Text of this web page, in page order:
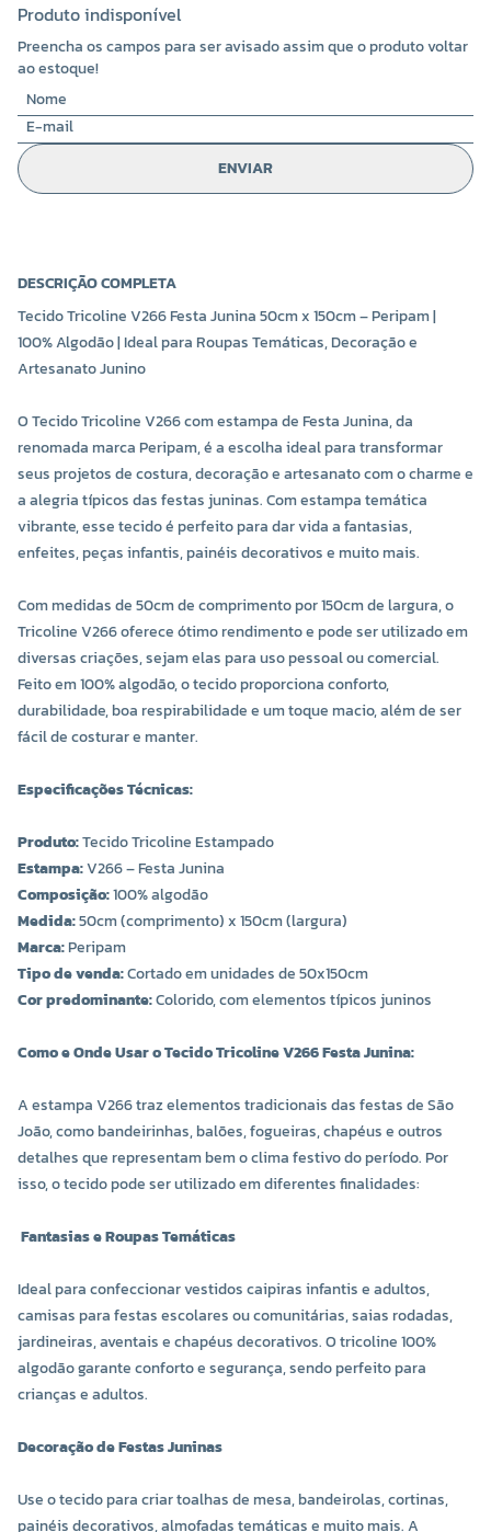
Produto indisponível
Preencha os campos para ser avisado assim que o produto voltar
ao estoque!
ENVIAR
DESCRIÇÃO COMPLETA
Tecido Tricoline V266 Festa Junina 50cm x 150cm – Peripam |
100% Algodão | Ideal para Roupas Temáticas, Decoração e
Artesanato Junino
O Tecido Tricoline V266 com estampa de Festa Junina, da
renomada marca Peripam, é a escolha ideal para transformar
seus projetos de costura, decoração e artesanato com o charme e
a alegria típicos das festas juninas. Com estampa temática
vibrante, esse tecido é perfeito para dar vida a fantasias,
enfeites, peças infantis, painéis decorativos e muito mais.
Com medidas de 50cm de comprimento por 150cm de largura, o
Tricoline V266 oferece ótimo rendimento e pode ser utilizado em
diversas criações, sejam elas para uso pessoal ou comercial.
Feito em 100% algodão, o tecido proporciona conforto,
durabilidade, boa respirabilidade e um toque macio, além de ser
fácil de costurar e manter.
Especificações Técnicas:
Produto:Tecido Tricoline Estampado
Estampa:V266 – Festa Junina
Composição:100% algodão
Medida:50cm (comprimento) x 150cm (largura)
Marca:Peripam
Tipo de venda:Cortado em unidades de 50x150cm
Cor predominante:Colorido, com elementos típicos juninos
Como e Onde Usar o Tecido Tricoline V266 Festa Junina:
A estampa V266 traz elementos tradicionais das festas de São
João, como bandeirinhas, balões, fogueiras, chapéus e outros
detalhes que representam bem o clima festivo do período. Por
isso, o tecido pode ser utilizado em diferentes finalidades:
Fantasias e Roupas Temáticas
Ideal para confeccionar vestidos caipiras infantis e adultos,
camisas para festas escolares ou comunitárias, saias rodadas,
jardineiras, aventais e chapéus decorativos. O tricoline 100%
algodão garante conforto e segurança, sendo perfeito para
crianças e adultos.
Decoração de Festas Juninas
Use o tecido para criar toalhas de mesa, bandeirolas, cortinas,
painéis decorativos, almofadas temáticas e muito mais. A